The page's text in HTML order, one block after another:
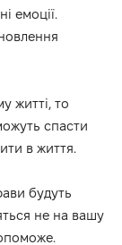
емоції.
житті, то
спасти
в життя.
будуть
не на вашу